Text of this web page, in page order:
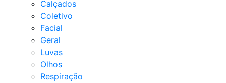
Calçados
Coletivo
Facial
Geral
Luvas
Olhos
Respiração